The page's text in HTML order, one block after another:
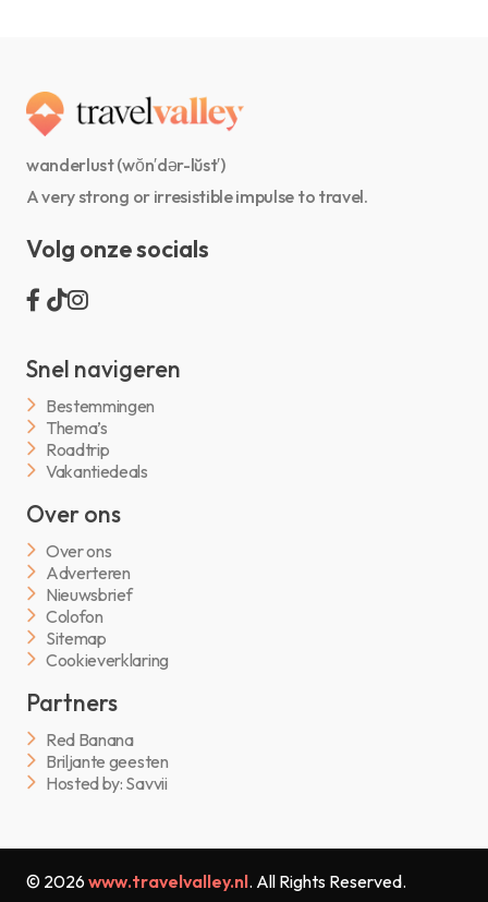
wanderlust (wŏn′dər-lŭst′)
A very strong or irresistible impulse to travel.
Volg onze socials
Snel navigeren
Bestemmingen
Thema’s
Roadtrip
Vakantiedeals
Over ons
Over ons
Adverteren
Nieuwsbrief
Colofon
Sitemap
Cookieverklaring
Partners
Red Banana
Briljante geesten
Hosted by: Savvii
© 2026 www.travelvalley.nl. All Rights Reserved.